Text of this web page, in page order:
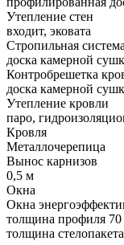
Утепление стен
входит, эковата
Стропильная система
доска камерной
Контробрешетка
доска камерной
Утепление кровли
паро,
Кровля
Металлочерепица
Вынос карнизов
0,5 м
Окна
Окна
толщина профиля 70
толщина